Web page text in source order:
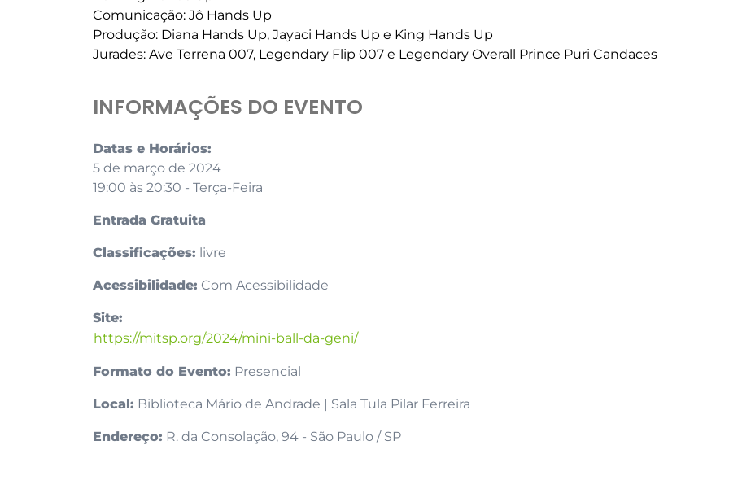
Comunicação: Jô Hands Up
Produção: Diana Hands Up, Jayaci Hands Up e King Hands Up
Jurades: Ave Terrena 007, Legendary Flip 007 e Legendary Overall Prince Puri Candaces
INFORMAÇÕES DO EVENTO
Datas e Horários:
5 de março de 2024
19:00 às 20:30 - Terça-Feira
Entrada Gratuita
Classificações: livre
Acessibilidade: Com Acessibilidade
Site:
https://mitsp.org/2024/mini-ball-da-geni/
Formato do Evento: Presencial
Local: Biblioteca Mário de Andrade | Sala Tula Pilar Ferreira
Endereço: R. da Consolação, 94 - São Paulo / SP